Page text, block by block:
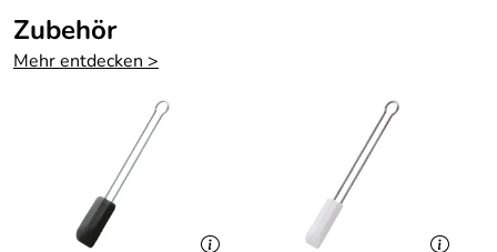
Zubehör
Mehr entdecken >